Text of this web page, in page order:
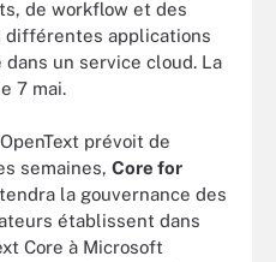
de workflow et des
applications
un service cloud. La
7 mai.
prévoit de
semaines, Core for
la gouvernance des
établissent dans
Core à Microsoft